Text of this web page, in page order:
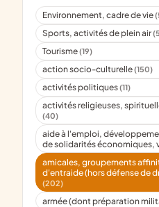
Environnement, cadre de vie
Sports, activités de plein air
Tourisme(19)
action socio-culturelle(150)
activités politiques(11)
activités religieuses,
(40)
aide à l'emploi,
de solidarités économiques,
amicales, groupements
d'entraide (hors défense de
(202)
armée (dont préparation